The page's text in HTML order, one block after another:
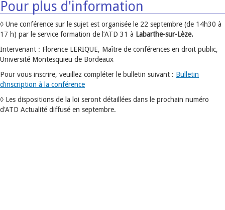
Pour plus d'information
◊ Une conférence sur le sujet est organisée le 22 septembre (de 14h30 à
17 h) par le service formation de l’ATD 31 à Labarthe-sur-Lèze.
Intervenant : Florence LERIQUE, Maître de conférences en droit public,
Université Montesquieu de Bordeaux
Pour vous inscrire, veuillez compléter le bulletin suivant : Bulletin
d’inscription à la conférence
◊ Les dispositions de la loi seront détaillées dans le prochain numéro
d'ATD Actualité diffusé en septembre.